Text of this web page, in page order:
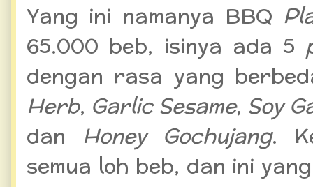
Yang ini namanya BBQ
65.000 beb, isinya ada 5
dengan rasa yang
Herb, Garlic Sesame, Soy
dan Honey Gochujang.
semua loh beb, dan ini